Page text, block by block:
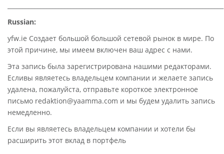
Russian:
yfw.ie Создает большой большой сетевой рынок в мире. По
этой причине, мы имеем включен ваш адрес с нами.
Эта запись была зарегистрирована нашими редакторами.
Есливы являетесь владельцем компании и желаете запись
удалена, пожалуйста, отправьте короткое электронное
письмо redaktion@yaamma.com и мы будем удалить запись
немедленно.
Если вы являетесь владельцем компании и хотели бы
расширить этот вклад в портфель